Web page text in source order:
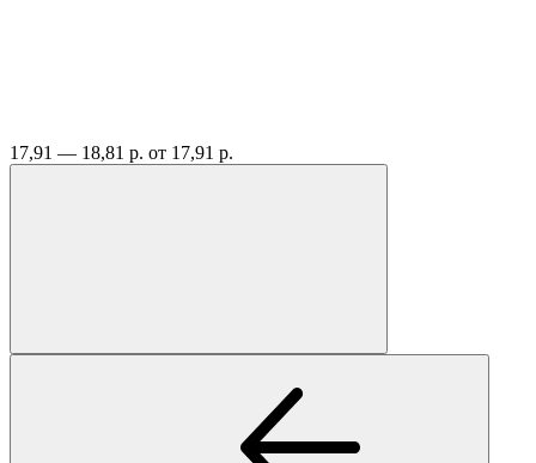
17,91 — 18,81 р. от 17,91 р.